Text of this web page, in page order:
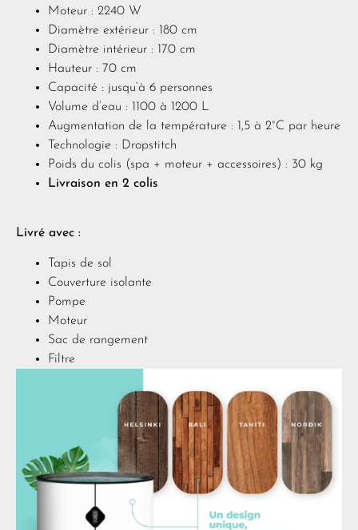
Moteur : 2240 W
Diamètre extérieur : 180 cm
Diamètre intérieur : 170 cm
Hauteur : 70 cm
Capacité : jusqu’à 6 personnes
Volume d’eau : 1100 à 1200 L
Augmentation de la température : 1,5 à 2°C par heure
Technologie : Dropstitch
Poids du colis (spa + moteur + accessoires) : 30 kg
Livraison en 2 colis
Livré avec :
Tapis de sol
Couverture isolante
Pompe
Moteur
Sac de rangement
Filtre